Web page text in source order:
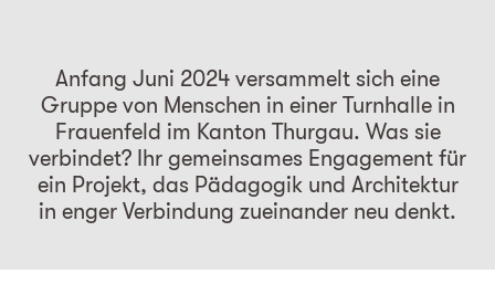
Anfang Juni 2024 versammelt sich eine
Gruppe von Menschen in einer Turnhalle in
Frauenfeld im Kanton Thurgau. Was sie
verbindet? Ihr gemeinsames Engagement für
ein Projekt, das Pädagogik und Architektur
in enger Verbindung zueinander neu denkt.